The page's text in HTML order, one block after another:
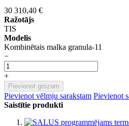
30 310,40 €
Ražotājs
TIS
Modelis
Kombinētais malka granula-11
−
+
Pievienot grozam
Pievienot vēlmju sarakstam Pievienot
Saistītie produkti